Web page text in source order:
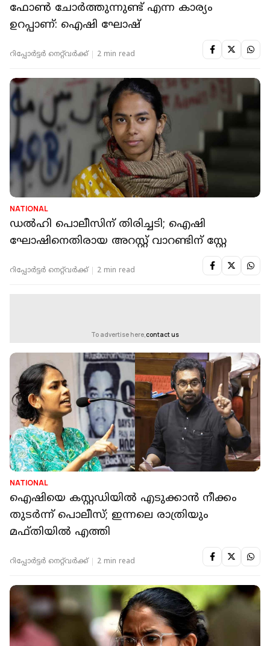
ഫോൺ ചോർത്തുന്നുണ്ട് എന്ന കാര്യം
ഉറപ്പാണ്: ഐഷി ഘോഷ്
റിപ്പോർട്ടർ നെറ്റ്‌വര്‍ക്ക്‌ 2 min read
NATIONAL
ഡൽഹി പൊലീസിന് തിരിച്ചടി; ഐഷി
ഘോഷിനെതിരായ അറസ്റ്റ് വാറണ്ടിന് സ്റ്റേ
റിപ്പോർട്ടർ നെറ്റ്‌വര്‍ക്ക്‌ 2 min read
To advertise here, contact us
NATIONAL
ഐഷിയെ കസ്റ്റഡിയില്‍ എടുക്കാന്‍ നീക്കം
തുടര്‍ന്ന് പൊലീസ്; ഇന്നലെ രാത്രിയും
മഫ്തിയില്‍ എത്തി
റിപ്പോർട്ടർ നെറ്റ്‌വര്‍ക്ക്‌ 2 min read